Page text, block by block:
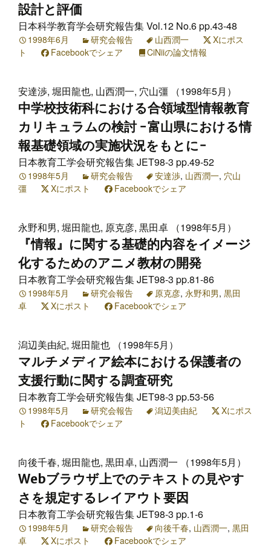
設計と評価
日本科学教育学会研究報告集 Vol.12 No.6 pp.43-48
1998年6月 研究会報告 山西潤一
Xにポス
ト
Facebookでシェア CiNiiの論文情報
安達渉, 堀田龍也, 山西潤一, 穴山彊 （1998年5月）
中学校技術科における合領域型情報教育
カリキュラムの検討 −富山県における情
報基礎領域の実施状況をもとに−
日本教育工学会研究報告集 JET98-3 pp.49-52
1998年5月 研究会報告 安達渉, 山西潤一, 穴山
彊
Xにポスト Facebookでシェア
永野和男, 堀田龍也, 原克彦, 黒田卓 （1998年5月）
『情報』に関する基礎的内容をイメージ
化するためのアニメ教材の開発
日本教育工学会研究報告集 JET98-3 pp.81-86
1998年5月 研究会報告 原克彦, 永野和男, 黒田
卓
Xにポスト Facebookでシェア
潟辺美由紀, 堀田龍也 （1998年5月）
マルチメディア絵本における保護者の
支援行動に関する調査研究
日本教育工学会研究報告集 JET98-3 pp.53-56
1998年5月 研究会報告 潟辺美由紀
Xにポス
ト
Facebookでシェア
向後千春, 堀田龍也, 黒田卓, 山西潤一 （1998年5月）
Webブラウザ上でのテキストの見やす
さを規定するレイアウト要因
日本教育工学会研究報告集 JET98-3 pp.1-6
1998年5月 研究会報告 向後千春, 山西潤一, 黒田
卓
Xにポスト Facebookでシェア